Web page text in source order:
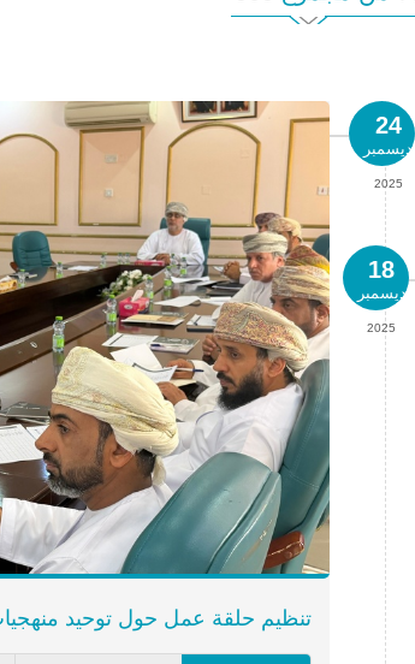
24
ديسمبر
2025
تنظيم حلقة عمل حول توحيد
18
ديسمبر
2025